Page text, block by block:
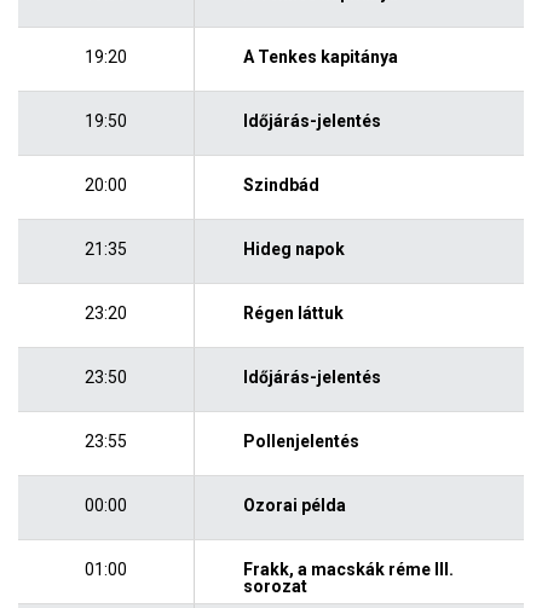
19:20 A Tenkes kapitánya
19:50 Időjárás-jelentés
20:00 Szindbád
21:35 Hideg napok
23:20 Régen láttuk
23:50 Időjárás-jelentés
23:55 Pollenjelentés
00:00 Ozorai példa
01:00
Frakk, a macskák réme III.
sorozat